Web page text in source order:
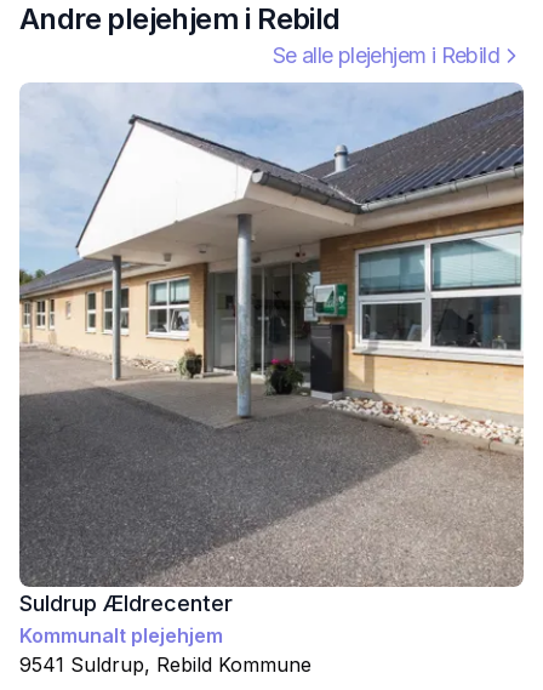
Andre plejehjem i Rebild
Se alle plejehjem i Rebild
Suldrup Ældrecenter
Kommunalt plejehjem
9541 Suldrup, Rebild Kommune